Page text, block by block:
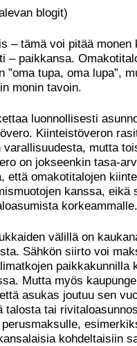
blogit)
– tämä voi pitää monen
– paikkansa.
”oma tupa, oma lupa”,
monin tavoin.
luonnollisesti
Kiinteistöveron
varallisuudesta, mutta
on jokseenkin tasa-
että omakotitalojen
kanssa, eikä
korkeammalle.
välillä on
Sähkön siirto voi
paikkakunnilla
Mutta myös
asukas joutuu sen
talosta tai
kohdeltaisiin